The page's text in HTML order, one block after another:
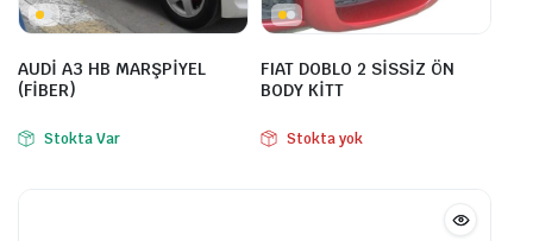
AUDİ A3 HB MARŞPİYEL
(FİBER)
Stokta Var
FIAT DOBLO 2 SİSSİZ ÖN
BODY KİTT
Stokta yok